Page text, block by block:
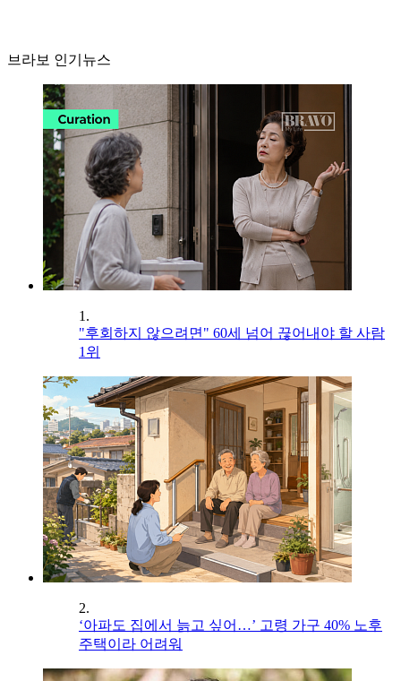
브라보 인기뉴스
1.
"후회하지 않으려면" 60세 넘어 끊어내야 할 사람
1위
2.
‘아파도 집에서 늙고 싶어…’ 고령 가구 40% 노후
주택이라 어려워